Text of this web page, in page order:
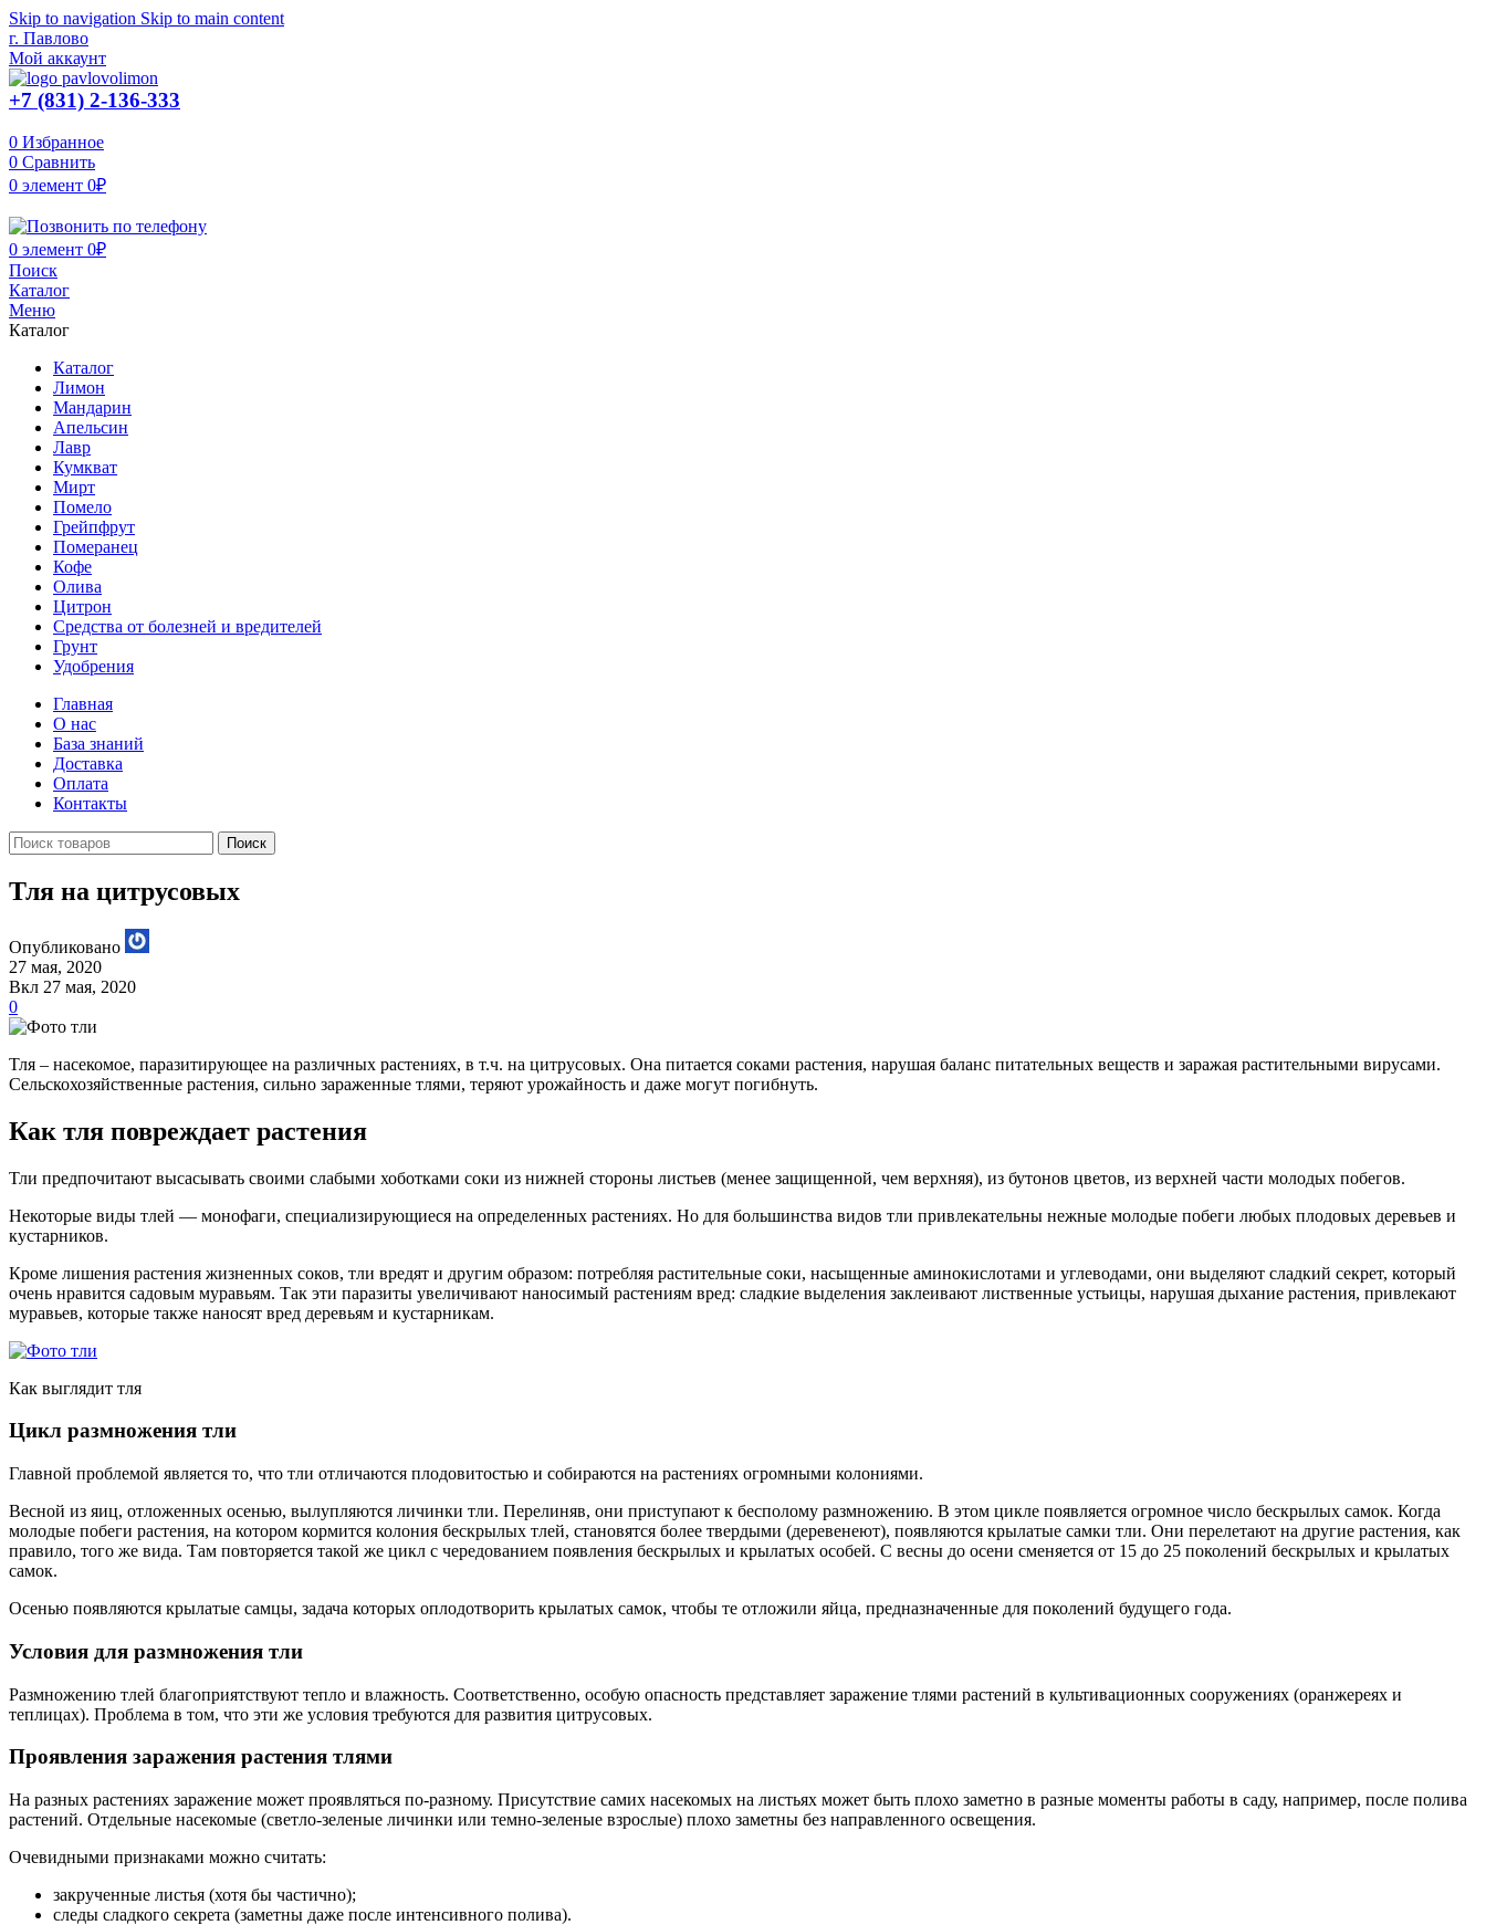
Skip to navigation Skip to main content
г. Павлово
Мой аккаунт
+7 (831) 2-136-333
0 Избранное
0 Сравнить
0 элемент 0₽
0 элемент 0₽
Поиск
Каталог
Меню
Каталог
Каталог
Лимон
Мандарин
Апельсин
Лавр
Кумкват
Мирт
Помело
Грейпфрут
Померанец
Кофе
Олива
Цитрон
Средства от болезней и вредителей
Грунт
Удобрения
Главная
О нас
База знаний
Доставка
Оплата
Контакты
Поиск
Тля на цитрусовых
Опубликовано
27 мая, 2020
Вкл 27 мая, 2020
0
Тля – насекомое, паразитирующее на различных растениях, в т.ч. на цитрусовых. Она питается соками растения, нарушая баланс питательных веществ и заражая растительными вирусами.
Сельскохозяйственные растения, сильно зараженные тлями, теряют урожайность и даже могут погибнуть.
Как тля повреждает растения
Тли предпочитают высасывать своими слабыми хоботками соки из нижней стороны листьев (менее защищенной, чем верхняя), из бутонов цветов, из верхней части молодых побегов.
Некоторые виды тлей — монофаги, специализирующиеся на определенных растениях. Но для большинства видов тли привлекательны нежные молодые побеги любых плодовых деревьев и
кустарников.
Кроме лишения растения жизненных соков, тли вредят и другим образом: потребляя растительные соки, насыщенные аминокислотами и углеводами, они выделяют сладкий секрет, который
очень нравится садовым муравьям. Так эти паразиты увеличивают наносимый растениям вред: сладкие выделения заклеивают лиственные устьицы, нарушая дыхание растения, привлекают
муравьев, которые также наносят вред деревьям и кустарникам.
Как выглядит тля
Цикл размножения тли
Главной проблемой является то, что тли отличаются плодовитостью и собираются на растениях огромными колониями.
Весной из яиц, отложенных осенью, вылупляются личинки тли. Перелиняв, они приступают к бесполому размножению. В этом цикле появляется огромное число бескрылых самок. Когда
молодые побеги растения, на котором кормится колония бескрылых тлей, становятся более твердыми (деревенеют), появляются крылатые самки тли. Они перелетают на другие растения, как
правило, того же вида. Там повторяется такой же цикл с чередованием появления бескрылых и крылатых особей. С весны до осени сменяется от 15 до 25 поколений бескрылых и крылатых
самок.
Осенью появляются крылатые самцы, задача которых оплодотворить крылатых самок, чтобы те отложили яйца, предназначенные для поколений будущего года.
Условия для размножения тли
Размножению тлей благоприятствуют тепло и влажность. Соответственно, особую опасность представляет заражение тлями растений в культивационных сооружениях (оранжереях и
теплицах). Проблема в том, что эти же условия требуются для развития цитрусовых.
Проявления заражения растения тлями
На разных растениях заражение может проявляться по-разному. Присутствие самих насекомых на листьях может быть плохо заметно в разные моменты работы в саду, например, после полива
растений. Отдельные насекомые (светло-зеленые личинки или темно-зеленые взрослые) плохо заметны без направленного освещения.
Очевидными признаками можно считать:
закрученные листья (хотя бы частично);
следы сладкого секрета (заметны даже после интенсивного полива).